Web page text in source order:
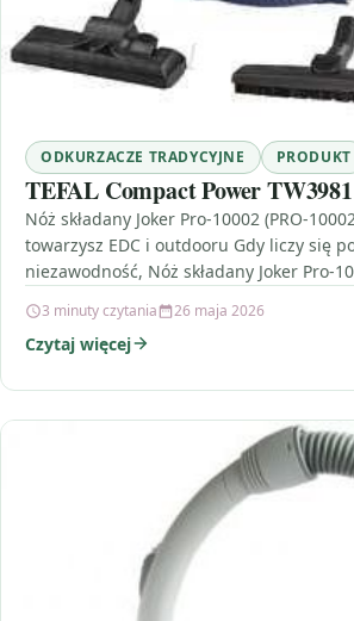
ODKURZACZE TRADYCYJNE PRODUKT
TEFAL Compact Power
Nóż składany Joker Pro-10002 (PRO-
towarzysz EDC i outdooru Gdy liczy się
niezawodność, Nóż składany Joker Pro-
3 minuty czytania 26 maja 2026
Czytaj więcej